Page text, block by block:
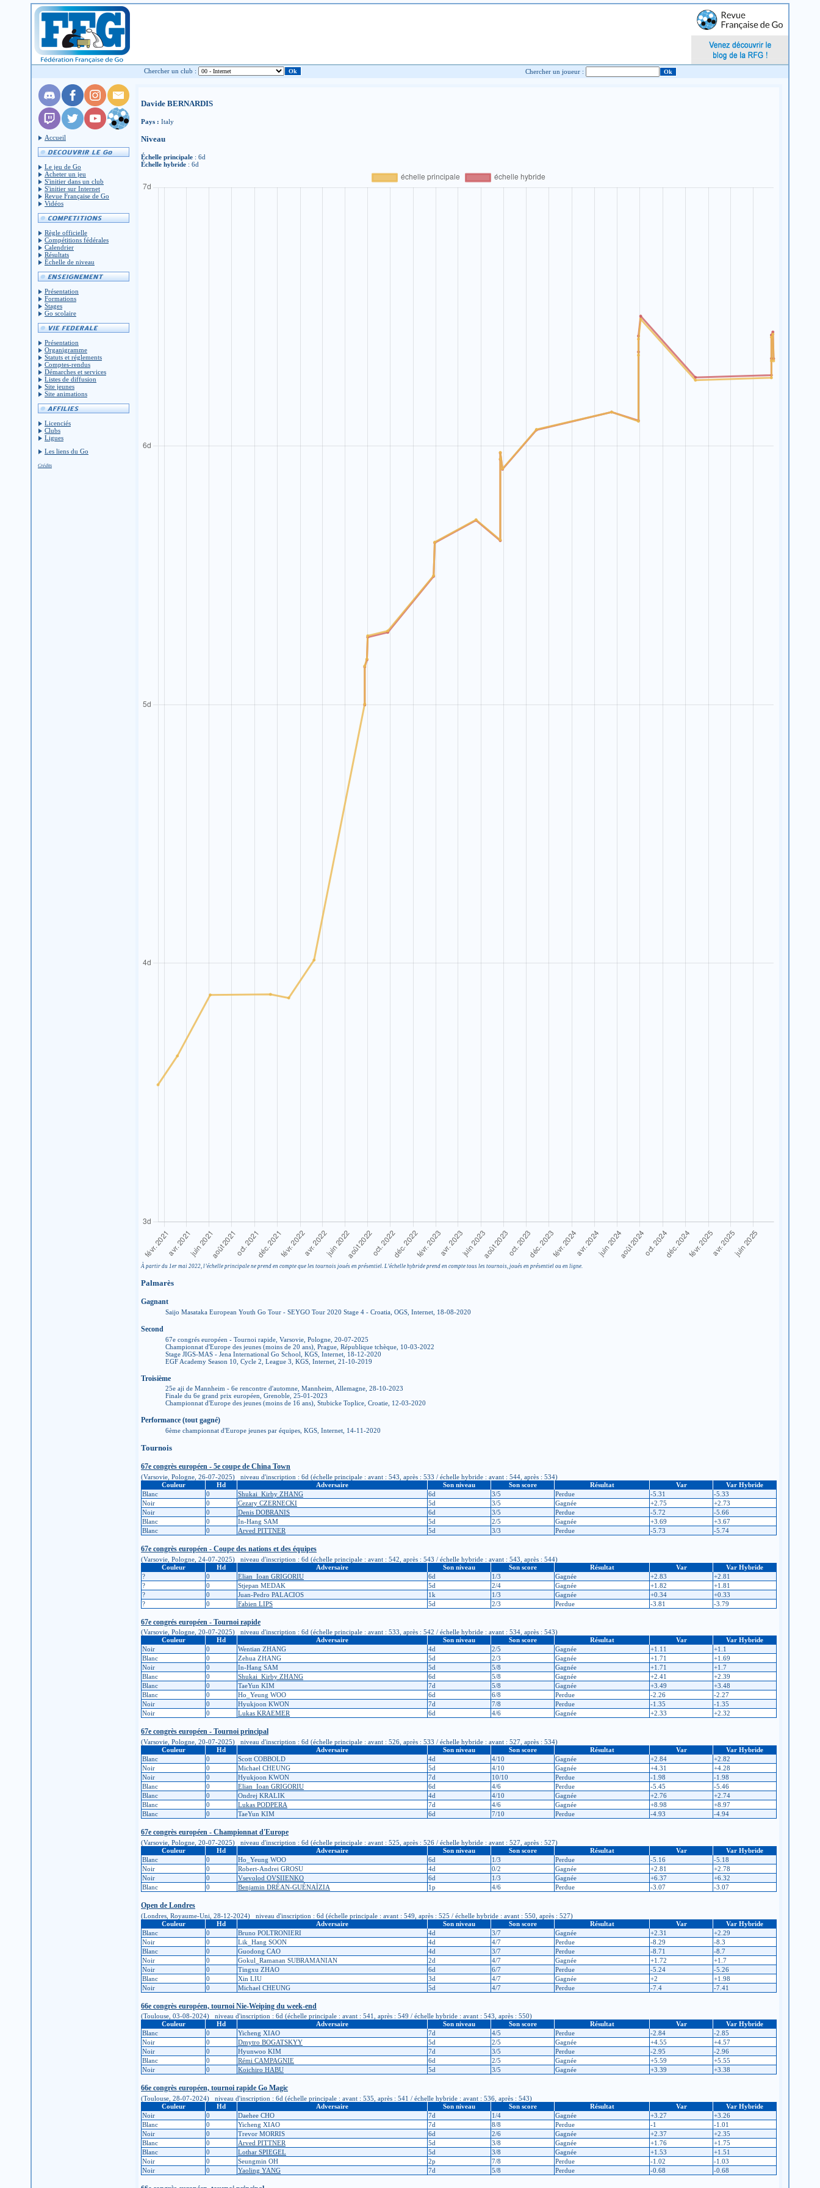
Chercher un club : Chercher un joueur :
Accueil
Le jeu de Go
Acheter un jeu
S'initier dans un club
S'initier sur Internet
Revue Française de Go
Vidéos
Règle officielle
Compétitions fédérales
Calendrier
Résultats
Échelle de niveau
Présentation
Formations
Stages
Go scolaire
Présentation
Organigramme
Statuts et réglements
Comptes-rendus
Démarches et services
Listes de diffusion
Site jeunes
Site animations
Licenciés
Clubs
Ligues
Les liens du Go
Crédits
Davide BERNARDIS
Pays : Italy
Niveau
Échelle principale : 6d
Échelle hybride : 6d
À partir du 1er mai 2022, l’échelle principale ne prend en compte que les tournois joués en présentiel. L’échelle hybride prend en compte tous les tournois, joués en présentiel ou en ligne.
Palmarès
Gagnant
Saijo Masataka European Youth Go Tour - SEYGO Tour 2020 Stage 4 - Croatia, OGS, Internet, 18-08-2020
Second
67e congrés européen - Tournoi rapide, Varsovie, Pologne, 20-07-2025
Championnat d'Europe des jeunes (moins de 20 ans), Prague, République tchèque, 10-03-2022
Stage JIGS-MAS - Jena International Go School, KGS, Internet, 18-12-2020
EGF Academy Season 10, Cycle 2, League 3, KGS, Internet, 21-10-2019
Troisième
25e aji de Mannheim - 6e rencontre d'automne, Mannheim, Allemagne, 28-10-2023
Finale du 6e grand prix européen, Grenoble, 25-01-2023
Championnat d'Europe des jeunes (moins de 16 ans), Stubicke Toplice, Croatie, 12-03-2020
Performance (tout gagné)
6ème championnat d'Europe jeunes par équipes, KGS, Internet, 14-11-2020
Tournois
67e congrès européen - 5e coupe de China Town
(Varsovie, Pologne, 26-07-2025) niveau d'inscription : 6d (échelle principale : avant : 543, après : 533 / échelle hybride : avant : 544, après : 534)
Couleur
Hd Adversaire Son niveau Son score Résultat Var
Var Hybride
Blanc
0 Shukai_Kirby ZHANG 6d 3/5 Perdue -5.31
-5.33
Noir
0 Cezary CZERNECKI 5d 3/5 Gagnée +2.75
+2.73
Noir
0 Denis DOBRANIS 6d 3/5 Perdue -5.72
-5.66
Blanc
0 In-Hang SAM 5d 2/5 Gagnée +3.69
+3.67
Blanc
0 Arved PITTNER 5d 3/3 Perdue -5.73 -5.74
67e congrès européen - Coupe des nations et des équipes
(Varsovie, Pologne, 24-07-2025) niveau d'inscription : 6d (échelle principale : avant : 542, après : 543 / échelle hybride : avant : 543, après : 544)
Couleur
Hd Adversaire Son niveau Son score Résultat Var
Var Hybride
?
0 Elian_Ioan GRIGORIU 6d 1/3 Gagnée +2.83
+2.81
?
0 Stjepan MEDAK 5d 2/4 Gagnée +1.82
+1.81
?
0 Juan-Pedro PALACIOS 1k 1/3 Gagnée +0.34
+0.33
?
0 Fabien LIPS 5d 2/3 Perdue -3.81 -3.79
67e congrés européen - Tournoi rapide
(Varsovie, Pologne, 20-07-2025) niveau d'inscription : 6d (échelle principale : avant : 533, après : 542 / échelle hybride : avant : 534, après : 543)
Couleur
Hd Adversaire Son niveau Son score Résultat Var
Var Hybride
Noir
0 Wentian ZHANG 4d 2/5 Gagnée +1.11
+1.1
Blanc
0 Zehua ZHANG 5d 2/3 Gagnée +1.71
+1.69
Noir
0 In-Hang SAM 5d 5/8 Gagnée +1.71
+1.7
Blanc
0 Shukai_Kirby ZHANG 6d 5/8 Gagnée +2.41
+2.39
Blanc
0 TaeYun KIM 7d 5/8 Gagnée +3.49
+3.48
Blanc
0 Ho_Yeung WOO 6d 6/8 Perdue -2.26
-2.27
Noir
0 Hyukjoon KWON 7d 7/8 Perdue -1.35
-1.35
Noir
0 Lukas KRAEMER 6d 4/6 Gagnée +2.33 +2.32
67e congrès européen - Tournoi principal
(Varsovie, Pologne, 20-07-2025) niveau d'inscription : 6d (échelle principale : avant : 526, après : 533 / échelle hybride : avant : 527, après : 534)
Couleur
Hd Adversaire Son niveau Son score Résultat Var
Var Hybride
Blanc
0 Scott COBBOLD 4d 4/10 Gagnée +2.84
+2.82
Noir
0 Michael CHEUNG 5d 4/10 Gagnée +4.31
+4.28
Noir
0 Hyukjoon KWON 7d 10/10 Perdue -1.98
-1.98
Blanc
0 Elian_Ioan GRIGORIU 6d 4/6 Perdue -5.45
-5.46
Blanc
0 Ondrej KRALIK 4d 4/10 Gagnée +2.76
+2.74
Blanc
0 Lukas PODPERA 7d 4/6 Gagnée +8.98
+8.97
Blanc
0 TaeYun KIM 6d 7/10 Perdue -4.93 -4.94
67e congrès européen - Championnat d'Europe
(Varsovie, Pologne, 20-07-2025) niveau d'inscription : 6d (échelle principale : avant : 525, après : 526 / échelle hybride : avant : 527, après : 527)
Couleur
Hd Adversaire Son niveau Son score Résultat Var
Var Hybride
Blanc
0 Ho_Yeung WOO 6d 1/3 Perdue -5.16
-5.18
Noir
0 Robert-Andrei GROSU 4d 0/2 Gagnée +2.81
+2.78
Noir
0 Vsevolod OVSIIENKO 6d 1/3 Gagnée +6.37
+6.32
Blanc
0 Benjamin DRÉAN-GUÉNAÏZIA 1p 4/6 Perdue -3.07 -3.07
Open de Londres
(Londres, Royaume-Uni, 28-12-2024) niveau d'inscription : 6d (échelle principale : avant : 549, après : 525 / échelle hybride : avant : 550, après : 527)
Couleur
Hd Adversaire Son niveau Son score Résultat Var
Var Hybride
Blanc
0 Bruno POLTRONIERI 4d 3/7 Gagnée +2.31
+2.29
Noir
0 Lik_Hang SOON 4d 4/7 Perdue -8.29
-8.3
Blanc
0 Guodong CAO 4d 3/7 Perdue -8.71
-8.7
Noir
0 Gokul_Ramanan SUBRAMANIAN 2d 4/7 Gagnée +1.72
+1.7
Noir
0 Tingxu ZHAO 6d 6/7 Perdue -5.24
-5.26
Blanc
0 Xin LIU 3d 4/7 Gagnée +2
+1.98
Noir
0 Michael CHEUNG 5d 4/7 Perdue -7.4 -7.41
66e congrès européen, tournoi Nie-Weiping du week-end
(Toulouse, 03-08-2024) niveau d'inscription : 6d (échelle principale : avant : 541, après : 549 / échelle hybride : avant : 543, après : 550)
Couleur
Hd Adversaire Son niveau Son score Résultat Var
Var Hybride
Blanc
0 Yicheng XIAO 7d 4/5 Perdue -2.84
-2.85
Noir
0 Dmytro BOGATSKYY 5d 2/5 Gagnée +4.55
+4.57
Noir
0 Hyunwoo KIM 7d 3/5 Perdue -2.95
-2.96
Blanc
0 Rémi CAMPAGNIE 6d 2/5 Gagnée +5.59
+5.55
Noir
0 Koichiro HABU 5d 3/5 Gagnée +3.39 +3.38
66e congrès européen, tournoi rapide Go Magic
(Toulouse, 28-07-2024) niveau d'inscription : 6d (échelle principale : avant : 535, après : 541 / échelle hybride : avant : 536, après : 543)
Couleur
Hd Adversaire Son niveau Son score Résultat Var
Var Hybride
Noir
0 Daehee CHO 7d 1/4 Gagnée +3.27
+3.26
Blanc
0 Yicheng XIAO 7d 8/8 Perdue -1
-1.01
Noir
0 Trevor MORRIS 6d 2/6 Gagnée +2.37
+2.35
Blanc
0 Arved PITTNER 5d 3/8 Gagnée +1.76
+1.75
Blanc
0 Lothar SPIEGEL 5d 3/8 Gagnée +1.53
+1.51
Noir
0 Seungmin OH 2p 7/8 Perdue -1.02
-1.03
Noir
0 Yaoling YANG 7d 5/8 Perdue -0.68 -0.68